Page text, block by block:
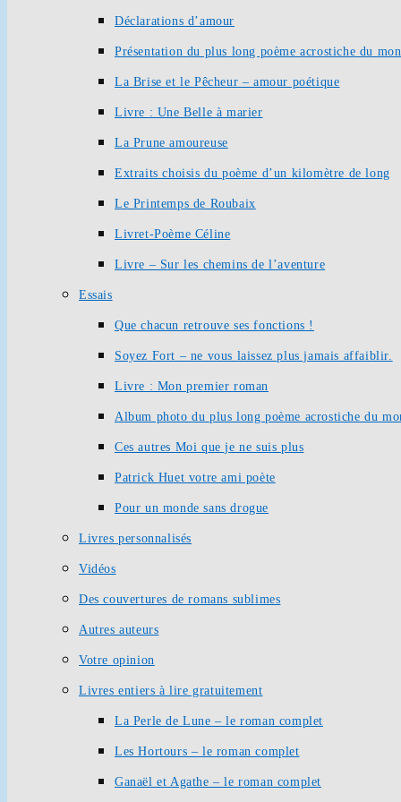
Déclarations d’amour
Présentation du plus long poème acrostiche du
La Brise et le Pêcheur – amour poétique
Livre : Une Belle à marier
La Prune amoureuse
Extraits choisis du poème d’un kilomètre de long
Le Printemps de Roubaix
Livret-Poème Céline
Livre – Sur les chemins de l’aventure
Essais
Que chacun retrouve ses fonctions !
Soyez Fort – ne vous laissez plus jamais affaiblir.
Livre : Mon premier roman
Album photo du plus long poème acrostiche du
Ces autres Moi que je ne suis plus
Patrick Huet votre ami poète
Pour un monde sans drogue
Livres personnalisés
Vidéos
Des couvertures de romans sublimes
Autres auteurs
Votre opinion
Livres entiers à lire gratuitement
La Perle de Lune – le roman complet
Les Hortours – le roman complet
Ganaël et Agathe – le roman complet